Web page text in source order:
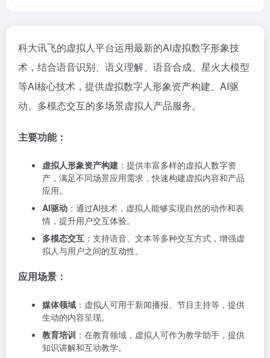
科大讯飞的虚拟人平台运用最新的AI虚拟数字形象技
术，结合语音识别、语义理解、语音合成、星火大模型
等AI核心技术，提供虚拟数字人形象资产构建、AI驱
动、多模态交互的多场景虚拟人产品服务。
主要功能：
虚拟人形象资产构建 ：提供丰富多样的虚拟人数字资
产，满足不同场景应用需求，快速构建虚拟内容和产品
应用。
AI驱动 ：通过AI技术，虚拟人能够实现自然的动作和表
情，提升用户交互体验。
多模态交互 ：支持语音、文本等多种交互方式，增强虚
拟人与用户之间的互动性。
应用场景：
媒体领域 ：虚拟人可用于新闻播报、节目主持等，提供
生动的内容呈现。
教育培训 ：在教育领域，虚拟人可作为教学助手，提供
知识讲解和互动教学。